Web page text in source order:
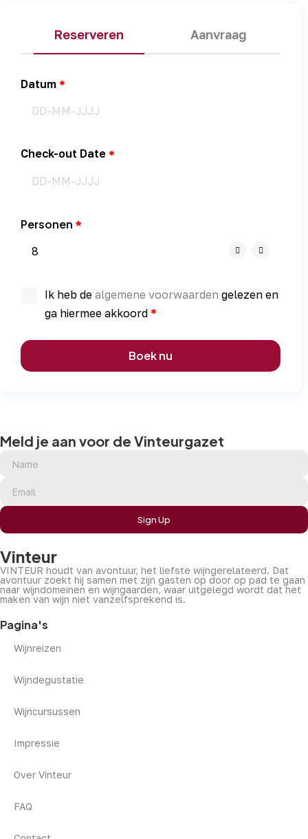
Reserveren Aanvraag
Datum
Check-out Date
Personen
Ik heb de algemene voorwaarden gelezen en
ga hiermee akkoord
Boek nu
Meld je aan voor de Vinteurgazet
Sign Up
Vinteur
VINTEUR houdt van avontuur, het liefste wijngerelateerd. Dat
avontuur zoekt hij samen met zijn gasten op door op pad te gaan
naar wijndomeinen en wijngaarden, waar uitgelegd wordt dat het
maken van wijn niet vanzelfsprekend is.
Pagina's
Wijnreizen
Wijndegustatie
Wijncursussen
Impressie
Over Vinteur
FAQ